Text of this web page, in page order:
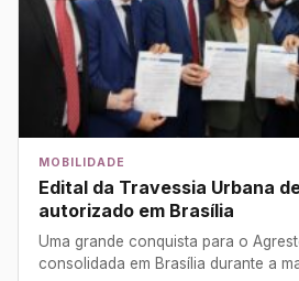
MOBILIDADE
Edital da Travessia Urbana
autorizado em Brasília
Uma grande conquista para o
consolidada em Brasília durante a